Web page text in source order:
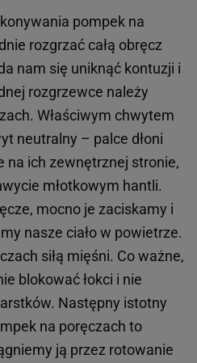
pompek na
rozgrzać całą obręcz
nam się uniknąć kontuzji i
rozgrzewce należy
Właściwym chwytem
neutralny – palce dłoni
na ich zewnętrznej stronie,
młotkowym hantli.
mocno je zaciskamy i
nasze ciało w powietrze.
siłą mięśni. Co ważne,
blokować łokci i nie
Następny istotny
na poręczach to
ją przez rotowanie